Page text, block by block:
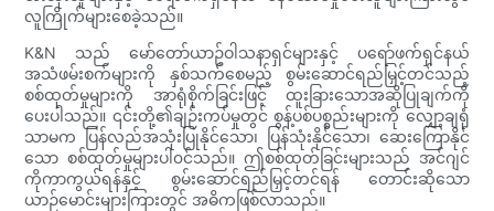
လူကြိုက်များစေခဲ့သည်။
K&N သည် မော်တော်ယာဥ်ဝါသနာရှင်များနှင့် ပရော်ဖက်ရှင်နယ်
အသံဖမ်းစက်များကို နှစ်သက်စေမည့် စွမ်းဆောင်ရည်မြှင့်တင်သည့်
စစ်ထုတ်မှုများကို အာရုံစိုက်ခြင်းဖြင့် ထူးခြားသောအဆိုပြုချက်ကို
ပေးပါသည်။ ၎င်းတို့၏ချဉ်းကပ်မှုတွင် စွန့်ပစ်ပစ္စည်းများကို လျှော့ချရုံ
သာမက ပြန်လည်အသုံးပြုနိုင်သော၊ ပြန်သုံးနိုင်သော၊ ဆေးကြောနိုင်
သော စစ်ထုတ်မှုများပါ၀င်သည်။ ဤစစ်ထုတ်ခြင်းများသည် အင်ဂျင်
ကိုကာကွယ်ရန်နှင့် စွမ်းဆောင်ရည်မြှင့်တင်ရန် တောင်းဆိုသော
ယာဉ်မောင်းများကြားတွင် အဓိကဖြစ်လာသည်။